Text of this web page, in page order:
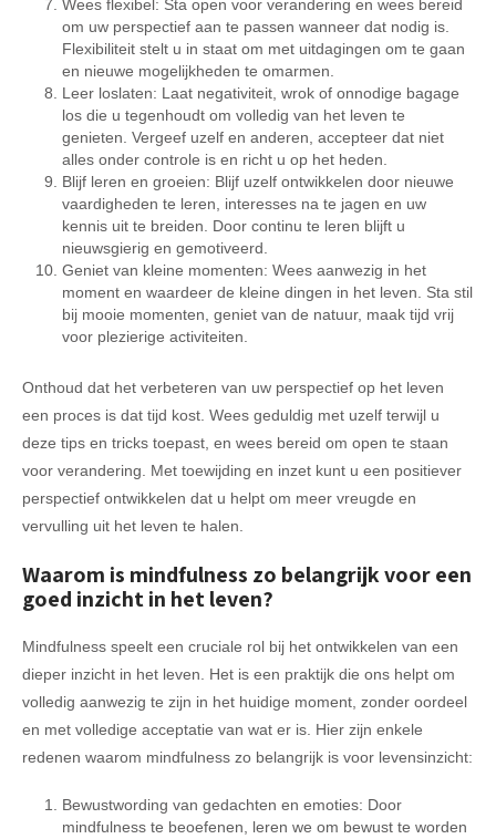
Wees flexibel: Sta open voor verandering en wees bereid
om uw perspectief aan te passen wanneer dat nodig is.
Flexibiliteit stelt u in staat om met uitdagingen om te gaan
en nieuwe mogelijkheden te omarmen.
Leer loslaten: Laat negativiteit, wrok of onnodige bagage
los die u tegenhoudt om volledig van het leven te
genieten. Vergeef uzelf en anderen, accepteer dat niet
alles onder controle is en richt u op het heden.
Blijf leren en groeien: Blijf uzelf ontwikkelen door nieuwe
vaardigheden te leren, interesses na te jagen en uw
kennis uit te breiden. Door continu te leren blijft u
nieuwsgierig en gemotiveerd.
Geniet van kleine momenten: Wees aanwezig in het
moment en waardeer de kleine dingen in het leven. Sta stil
bij mooie momenten, geniet van de natuur, maak tijd vrij
voor plezierige activiteiten.
Onthoud dat het verbeteren van uw perspectief op het leven
een proces is dat tijd kost. Wees geduldig met uzelf terwijl u
deze tips en tricks toepast, en wees bereid om open te staan
voor verandering. Met toewijding en inzet kunt u een positiever
perspectief ontwikkelen dat u helpt om meer vreugde en
vervulling uit het leven te halen.
Waarom is mindfulness zo belangrijk voor een
goed inzicht in het leven?
Mindfulness speelt een cruciale rol bij het ontwikkelen van een
dieper inzicht in het leven. Het is een praktijk die ons helpt om
volledig aanwezig te zijn in het huidige moment, zonder oordeel
en met volledige acceptatie van wat er is. Hier zijn enkele
redenen waarom mindfulness zo belangrijk is voor levensinzicht:
Bewustwording van gedachten en emoties: Door
mindfulness te beoefenen, leren we om bewust te worden